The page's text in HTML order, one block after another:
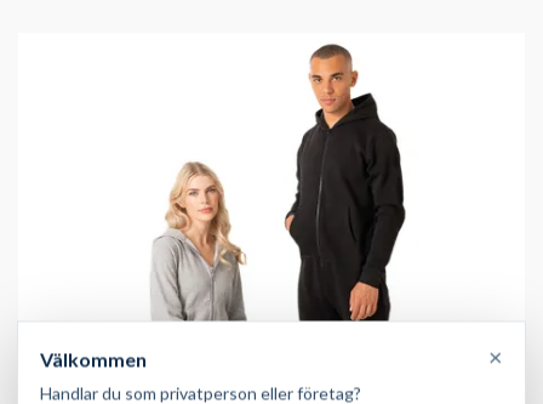
Välkommen ×
Handlar du som privatperson eller företag?